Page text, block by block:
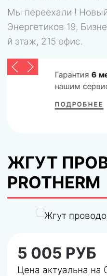
Мы переехали !
Энергетиков 19,
й этаж, 215 офис.
Гарантия 6
нашим
ПОДРОБНЕЕ
ЖГУТ
PROTHERM
5 005 РУБ
Цена актуальна на